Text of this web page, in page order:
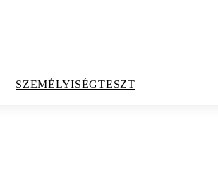
SZEMÉLYISÉGTESZT